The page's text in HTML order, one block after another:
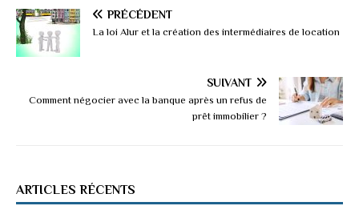
PRÉCÉDENT
La loi Alur et la création des intermédiaires de location
SUIVANT
Comment négocier avec la banque après un refus de
prêt immobilier ?
ARTICLES RÉCENTS